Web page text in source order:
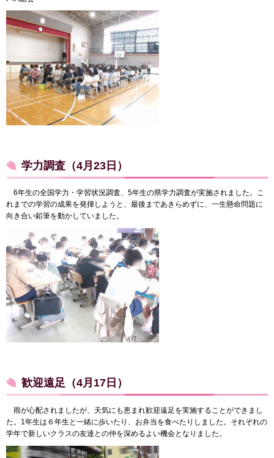
学力調査（4月23日）
6年生の全国学力・学習状況調査、5年生の県学力調査が実施されました。こ
れまでの学習の成果を発揮しようと、最後まであきらめずに、一生懸命問題に
向き合い鉛筆を動かしていました。
歓迎遠足（4月17日）
雨が心配されましたが、天気にも恵まれ歓迎遠足を実施することができまし
た。1年生は６年生と一緒に歩いたり、お弁当を食べたりしました。それぞれの
学年で新しいクラスの友達との仲を深めるよい機会となりました。